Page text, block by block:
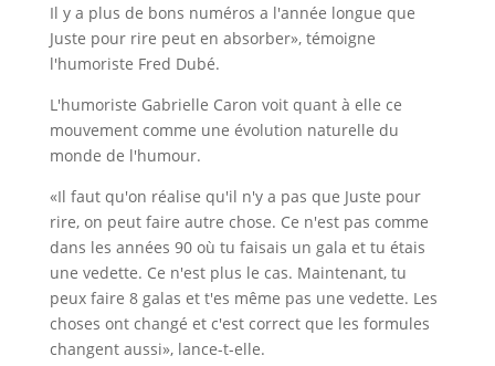
Il y a plus de bons numéros a l'année longue que
Juste pour rire peut en absorber», témoigne
l'humoriste Fred Dubé.
L'humoriste Gabrielle Caron voit quant à elle ce
mouvement comme une évolution naturelle du
monde de l'humour.
«Il faut qu'on réalise qu'il n'y a pas que Juste pour
rire, on peut faire autre chose. Ce n'est pas comme
dans les années 90 où tu faisais un gala et tu étais
une vedette. Ce n'est plus le cas. Maintenant, tu
peux faire 8 galas et t'es même pas une vedette. Les
choses ont changé et c'est correct que les formules
changent aussi», lance-t-elle.